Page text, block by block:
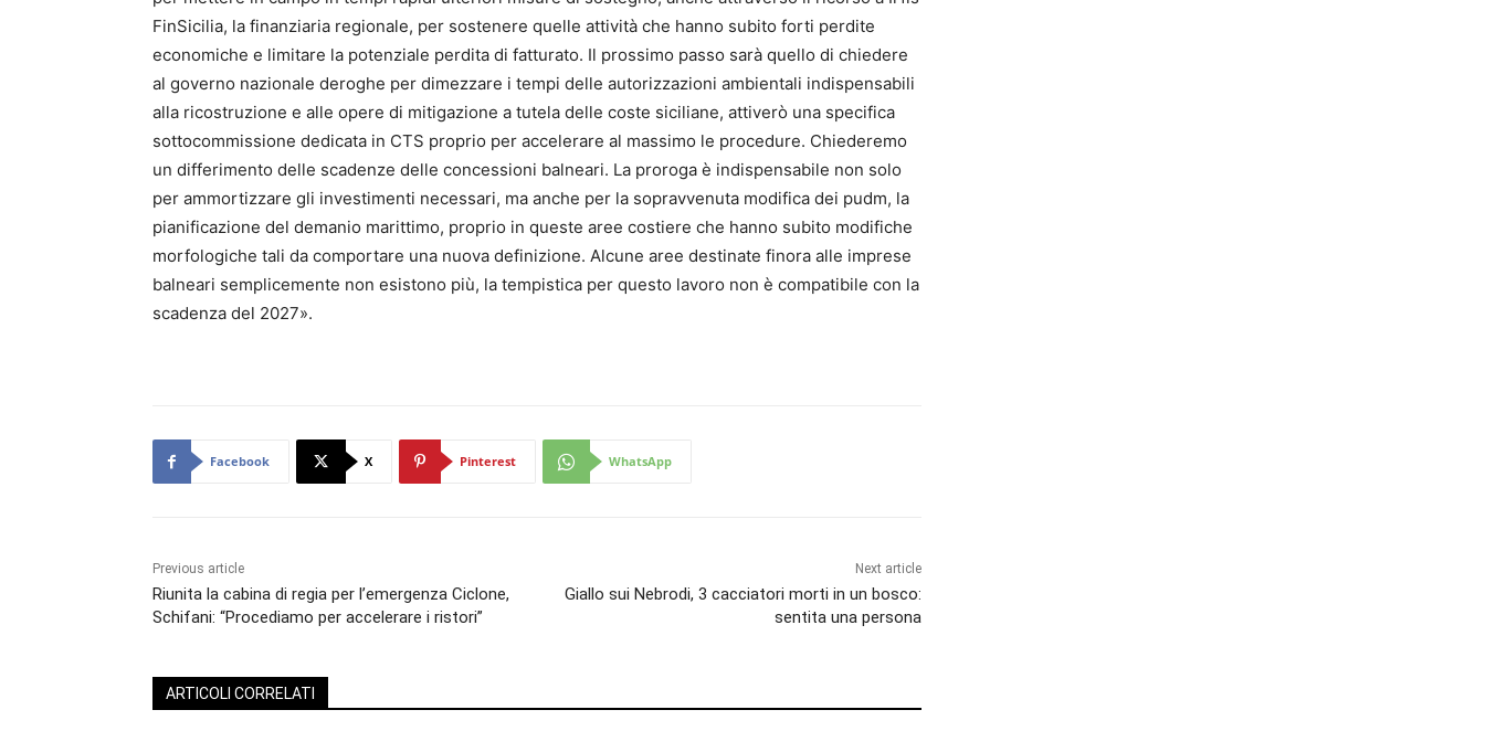
FinSicilia, la finanziaria regionale, per sostenere quelle attività che hanno subito forti perdite
economiche e limitare la potenziale perdita di fatturato. Il prossimo passo sarà quello di chiedere
al governo nazionale deroghe per dimezzare i tempi delle autorizzazioni ambientali indispensabili
alla ricostruzione e alle opere di mitigazione a tutela delle coste siciliane, attiverò una specifica
sottocommissione dedicata in CTS proprio per accelerare al massimo le procedure. Chiederemo
un differimento delle scadenze delle concessioni balneari. La proroga è indispensabile non solo
per ammortizzare gli investimenti necessari, ma anche per la sopravvenuta modifica dei pudm, la
pianificazione del demanio marittimo, proprio in queste aree costiere che hanno subito modifiche
morfologiche tali da comportare una nuova definizione. Alcune aree destinate finora alle imprese
balneari semplicemente non esistono più, la tempistica per questo lavoro non è compatibile con la
scadenza del 2027».
Facebook X Pinterest WhatsApp
Previous article
Riunita la cabina di regia per l’emergenza Ciclone,
Schifani: “Procediamo per accelerare i ristori”
Next article
Giallo sui Nebrodi, 3 cacciatori morti in un bosco:
sentita una persona
ARTICOLI CORRELATI